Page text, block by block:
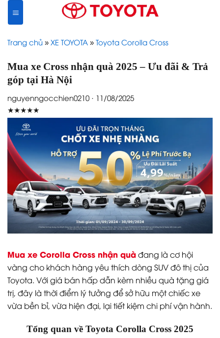
content
Trang chủ » XE TOYOTA » Toyota Corolla Cross
Mua xe Cross nhận quà 2025 – Ưu đãi & Trả
góp tại Hà Nội
nguyenngocchien0210 · 11/08/2025
★★★★★
Mua xe Corolla Cross nhận quàđang là cơ hội
vàng cho khách hàng yêu thích dòng SUV đô thị của
Toyota. Với giá bán hấp dẫn kèm nhiều quà tặng giá
trị, đây là thời điểm lý tưởng để sở hữu một chiếc xe
vừa bền bỉ, vừa hiện đại, lại tiết kiệm chi phí vận hành.
Tổng quan về Toyota Corolla Cross 2025